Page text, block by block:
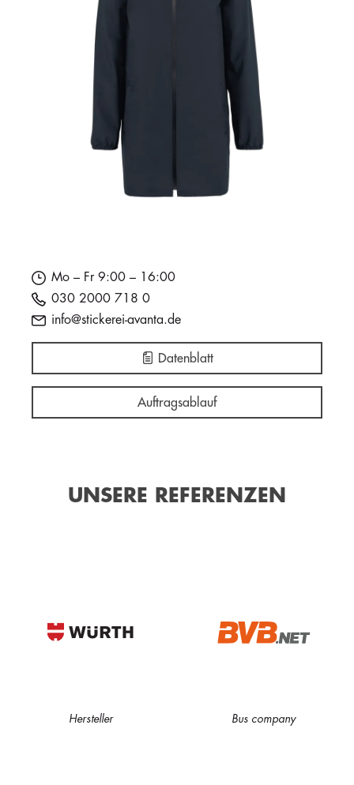
Mo – Fr 9:00 – 16:00
030 2000 718 0
info@stickerei-avanta.de
Datenblatt
Auftragsablauf
UNSERE REFERENZEN
Hersteller Bus company